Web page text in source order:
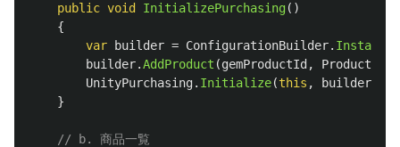
public void InitializePurchasing()
{
var
builder = ConfigurationBuilder. Instance
builder.AddProduct (gemProductId ,
ProductType
UnityPurchasing. Initialize(this , builder
}
// b. 商品一覧